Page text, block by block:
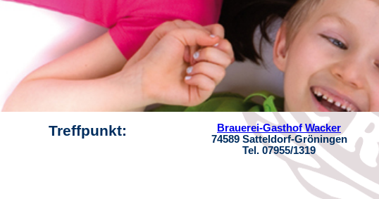
Treffpunkt:
Brauerei-Gasthof Wacker
74589 Satteldorf-Gröningen
Tel. 07955/1319